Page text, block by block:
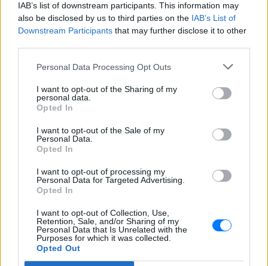
IAB’s list of downstream participants. This information may
also be disclosed by us to third parties on the IAB’s List of
Downstream Participants that may further disclose it to other
Personal Data Processing Opt Outs
I want to opt-out of the Sharing of my
personal data.
Opted In
I want to opt-out of the Sale of my
Personal Data.
Opted In
I want to opt-out of processing my
Personal Data for Targeted Advertising.
Opted In
I want to opt-out of Collection, Use,
Retention, Sale, and/or Sharing of my
Personal Data that Is Unrelated with the
Purposes for which it was collected.
Opted Out
ΔΕΙΤΕ ΕΠΙΣΗΣ
ΣΤΗΝ ΙΔΙΑ ΚΑΤΗΓΟΡΙΑ
Ο Λάκης Γαβαλάς έκλεισε τα 74
ζωή, τους γονείς του και την
Ο διάσημος σχεδιαστής μόδας
μοιράστηκε ένα συγκινητικό μήνυμα στο
της ζωής.
O Γιώργος Παράσχος ξανά στο
νοσοκομείο για θεραπεία κατά
του καρκίνου